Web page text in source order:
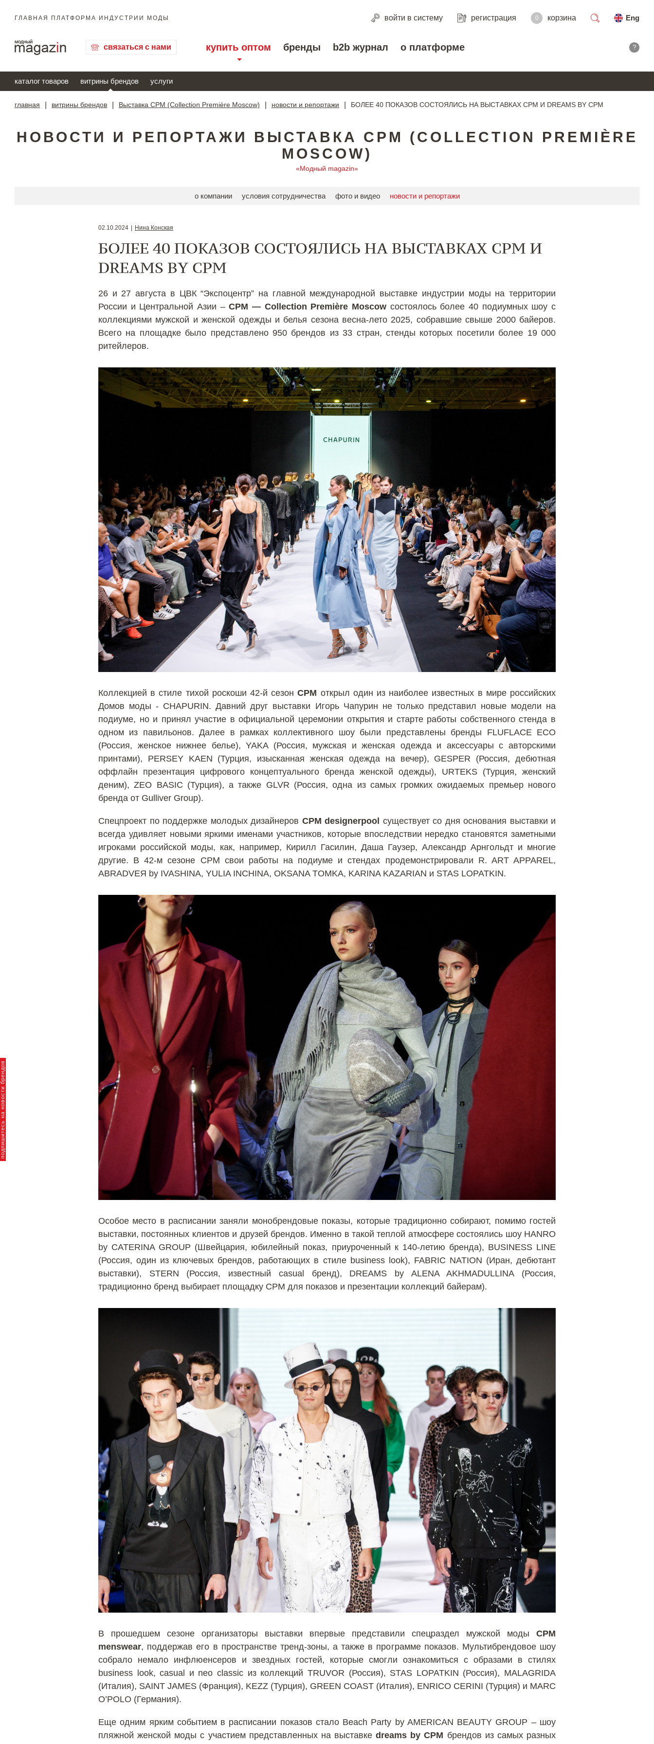
брендов
ГЛАВНАЯ ПЛАТФОРМА ИНДУСТРИИ МОДЫ войти в систему регистрация 0 корзина
Eng
связаться с нами купить оптом бренды b2b журнал о платформе ?
каталог товаров витрины брендов услуги
главная витрины брендов Выставка CPM (Collection Première Moscow) новости и репортажи БОЛЕЕ 40 ПОКАЗОВ СОСТОЯЛИСЬ НА ВЫСТАВКАХ СРМ И DREAMS BY CPM
НОВОСТИ И РЕПОРТАЖИ ВЫСТАВКА CPM (COLLECTION PREMIÈRE
MOSCOW)
«Модный magazin»
о компании условия сотрудничества фото и видео новости и репортажи
02.10.2024 Нина Конская
БОЛЕЕ 40 ПОКАЗОВ СОСТОЯЛИСЬ НА ВЫСТАВКАХ СРМ И
DREAMS BY CPM
26 и 27 августа в ЦВК “Экспоцентр” на главной международной выставке индустрии моды на территории
России и Центральной Азии –CPM — Collection Première Moscow состоялось более 40 подиумных шоу с
коллекциями мужской и женской одежды и белья сезона весна-лето 2025, собравшие свыше 2000 байеров.
Всего на площадке было представлено 950 брендов из 33 стран, стенды которых посетили более 19 000
ритейлеров.
Коллекцией в стиле тихой роскоши 42-й сезон СРМ открыл один из наиболее известных в мире российских
Домов моды - CHAPURIN. Давний друг выставки Игорь Чапурин не только представил новые модели на
подиуме, но и принял участие в официальной церемонии открытия и старте работы собственного стенда в
одном из павильонов. Далее в рамках коллективного шоу были представлены бренды FLUFLACE ECO
(Россия, женское нижнее белье), YAKA (Россия, мужская и женская одежда и аксессуары с авторскими
принтами), PERSEY KAEN (Турция, изысканная женская одежда на вечер), GESPER (Россия, дебютная
оффлайн презентация цифрового концептуального бренда женской одежды), URTEKS (Турция, женский
деним), ZEO BASIC (Турция), а также GLVR (Россия, одна из самых громких ожидаемых премьер нового
бренда от Gulliver Group).
Спецпроект по поддержке молодых дизайнеров CPM designerpool существует со дня основания выставки и
всегда удивляет новыми яркими именами участников, которые впоследствии нередко становятся заметными
игроками российской моды, как, например, Кирилл Гасилин, Даша Гаузер, Александр Арнгольдт и многие
другие. В 42-м сезоне CPM свои работы на подиуме и стендах продемонстрировали R. ART APPAREL,
ABRADVEЯ by IVASHINA, YULIA INCHINA, OKSANA TOMKA, KARINA KAZARIAN и STAS LOPATKIN.
Особое место в расписании заняли монобрендовые показы, которые традиционно собирают, помимо гостей
выставки, постоянных клиентов и друзей брендов. Именно в такой теплой атмосфере состоялись шоу HANRO
by CATERINA GROUP (Швейцария, юбилейный показ, приуроченный к 140-летию бренда), BUSINESS LINE
(Россия, один из ключевых брендов, работающих в стиле business look), FABRIC NATION (Иран, дебютант
выставки), STERN (Россия, известный casual бренд), DREAMS by ALENA AKHMADULLINA (Россия,
традиционно бренд выбирает площадку CPM для показов и презентации коллекций байерам).
В прошедшем сезоне организаторы выставки впервые представили спецраздел мужской моды СPM
menswear, поддержав его в пространстве тренд-зоны, а также в программе показов. Мультибрендовое шоу
собрало немало инфлюенсеров и звездных гостей, которые смогли ознакомиться с образами в стилях
business look, casual и neo classic из коллекций TRUVOR (Россия), STAS LOPATKIN (Россия), MALAGRIDA
(Италия), SAINT JAMES (Франция), KEZZ (Турция), GREEN COAST (Италия), ENRICO CERINI (Турция) и MARC
O’POLO (Германия).
Еще одним ярким событием в расписании показов стало Beach Party by AMERICAN BEAUTY GROUP – шоу
пляжной женской моды с участием представленных на выставкеdreams by CPM брендов из самых разных